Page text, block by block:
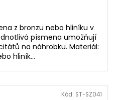
z bronzu nebo hliníku v
písmena umožňují
na náhrobku. Materiál:
hliník...
Kód: ST-SZ041